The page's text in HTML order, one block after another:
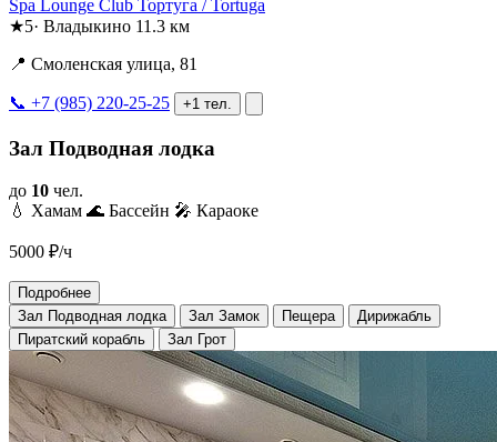
Spa Lounge Club Тортуга / Tortuga
★5· Владыкино 11.3 км
📍 Смоленская улица, 81
📞 +7 (985) 220-25-25 +1 тел.
Зал Подводная лодка
до 10 чел.
💧 Хамам 🌊 Бассейн 🎤 Караоке
5000 ₽/ч
Подробнее
Зал Подводная лодка
Зал Замок Пещера
Дирижабль
Пиратский корабль
Зал Грот